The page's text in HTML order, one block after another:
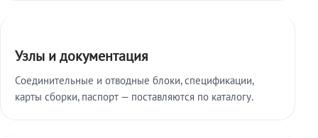
Узлы и документация
Соединительные и отводные блоки, спецификации,
карты сборки, паспорт — поставляются по каталогу.